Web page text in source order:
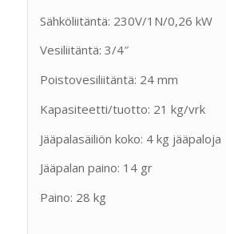
Sähköliitäntä: 230V/1N/0,26 kW
Vesiliitäntä: 3/4″
Poistovesiliitäntä: 24 mm
Kapasiteetti/tuotto: 21 kg/vrk
Jääpalasäiliön koko: 4 kg jääpaloja
Jääpalan paino: 14 gr
Paino: 28 kg